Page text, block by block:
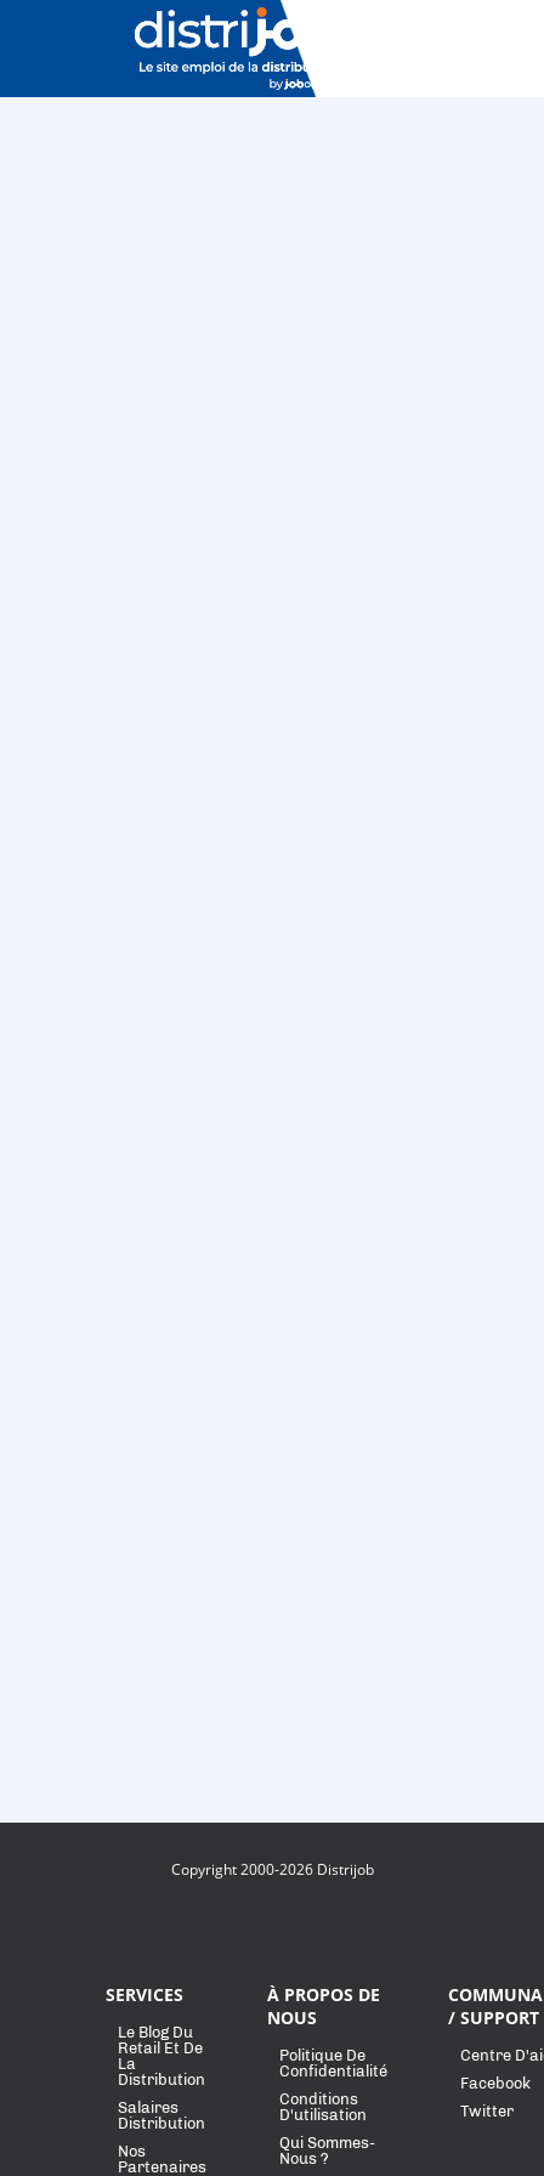
Copyright 2000-2026 Distrijob
SERVICES
Le Blog Du
Retail Et De
La
Distribution
Salaires
Distribution
Nos
Partenaires
À PROPOS DE
NOUS
Politique De
Confidentialité
Conditions
D'utilisation
Qui Sommes-
Nous ?
/ SUPPORT
Centre
Facebook
Twitter